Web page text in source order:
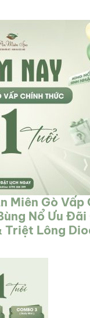
Miên Gò Vấp
Nổ Ưu
Triệt Lông